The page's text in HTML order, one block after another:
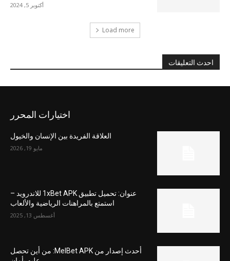
أكتوبر 5, 2024
Load more
احدث التعليقات
اختيارات المحرر
العلاقة الفريدة بين الإنسان والخيول
مايو 19, 2026
عنوان: تحميل تطبيق 1xBet APK للاندرويد –
استمتع بالمراهنات الرياضية والألعاب
أغسطس 13, 2025
أحدث إصدار من MelBet APK: من أين تحصل